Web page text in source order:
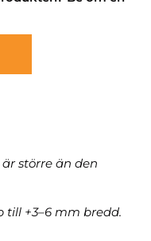
större än den
till +3–6 mm bredd.